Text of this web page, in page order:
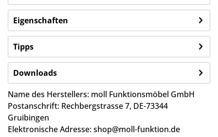
Eigenschaften
Tipps
Downloads
Name des Herstellers: moll Funktionsmöbel GmbH
Postanschrift: Rechbergstrasse 7, DE-73344
Gruibingen
Elektronische Adresse:shop@moll-funktion.de